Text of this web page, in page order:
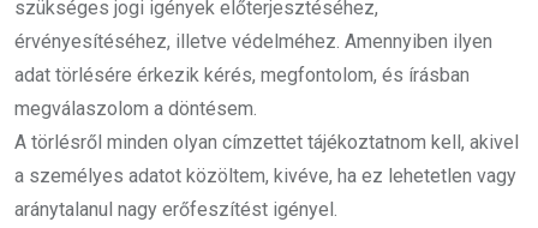
szükséges jogi igények előterjesztéséhez,
érvényesítéséhez, illetve védelméhez. Amennyiben ilyen
adat törlésére érkezik kérés, megfontolom, és írásban
megválaszolom a döntésem.
A törlésről minden olyan címzettet tájékoztatnom kell, akivel
a személyes adatot közöltem, kivéve, ha ez lehetetlen vagy
aránytalanul nagy erőfeszítést igényel.